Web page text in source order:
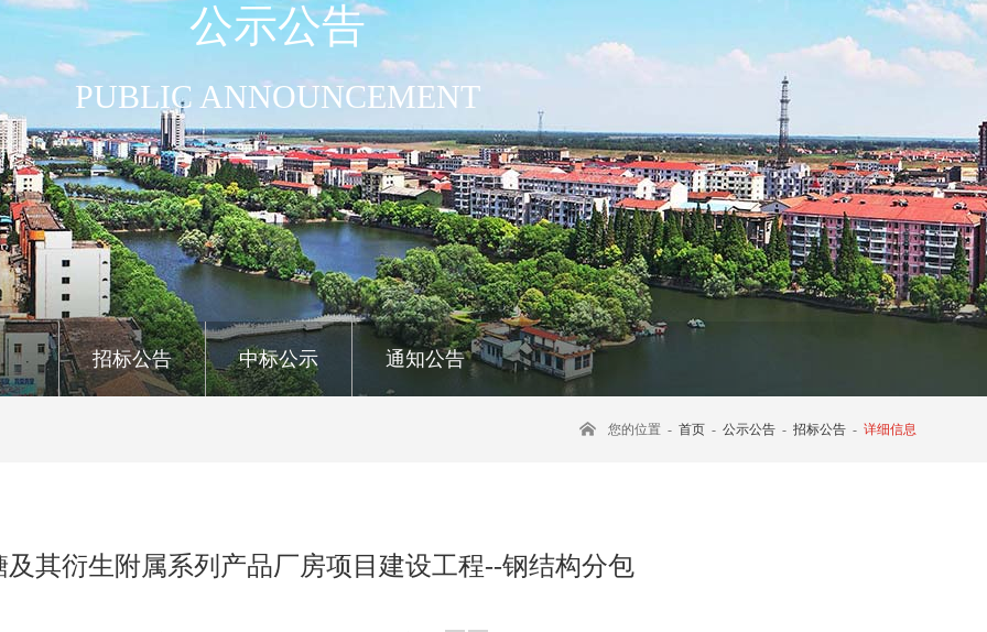
公示公告
PUBLIC ANNOUNCEMENT
招标公告 中标公示 通知公告
您的位置 - 首页 - 公示公告 - 招标公告 - 详细信息
及其衍生附属系列产品厂房项目建设工程--钢结构分包